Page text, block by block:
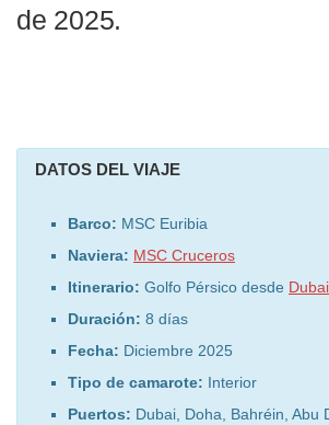
de 2025.
DATOS DEL VIAJE
Barco: MSC Euribia
Naviera: MSC Cruceros
Itinerario: Golfo Pérsico desde Dubai
Duración: 8 días
Fecha: Diciembre 2025
Tipo de camarote: Interior
Puertos: Dubai, Doha, Bahréin, Abu